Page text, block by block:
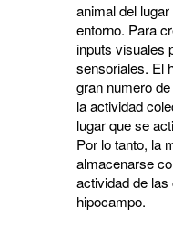
animal del
entorno. Para
inputs visuales
sensoriales. El
gran numero
la actividad
lugar que se
Por lo tanto, la
almacenarse
actividad de
hipocampo.